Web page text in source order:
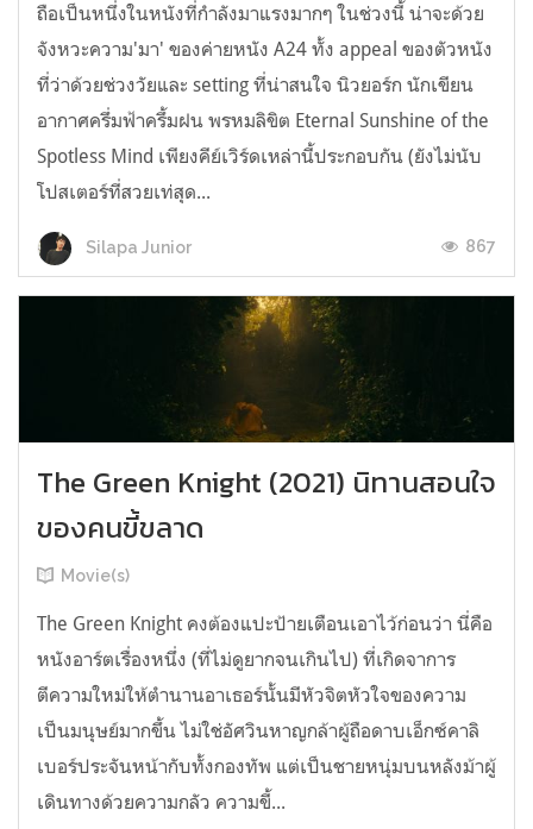
ถือเป็นหนึ่งในหนังที่กำลังมาแรงมากๆ ในช่วงนี้ น่าจะด้วย
จังหวะความ'มา' ของค่ายหนัง A24 ทั้ง appeal ของตัวหนัง
ที่ว่าด้วยช่วงวัยและ setting ที่น่าสนใจ นิวยอร์ก นักเขียน
อากาศครึ่มฟ้าครึ้มฝน พรหมลิขิต Eternal Sunshine of the
Spotless Mind เพียงคีย์เวิร์ดเหล่านี้ประกอบกัน (ยังไม่นับ
โปสเตอร์ที่สวยเท่สุด...
Silapa Junior 867
The Green Knight (2021) นิทานสอนใจ
ของคนขี้ขลาด
Movie(s)
The Green Knight คงต้องแปะป้ายเตือนเอาไว้ก่อนว่า นี่คือ
หนังอาร์ตเรื่องหนึ่ง (ที่ไม่ดูยากจนเกินไป) ที่เกิดจาการ
ตีความใหม่ให้ตำนานอาเธอร์นั้นมีหัวจิตหัวใจของความ
เป็นมนุษย์มากขึ้น ไม่ใช่อัศวินหาญกล้าผู้ถือดาบเอ็กซ์คาลิ
เบอร์ประจันหน้ากับทั้งกองทัพ แต่เป็นชายหนุ่มบนหลังม้าผู้
เดินทางด้วยความกลัว ความขี้...